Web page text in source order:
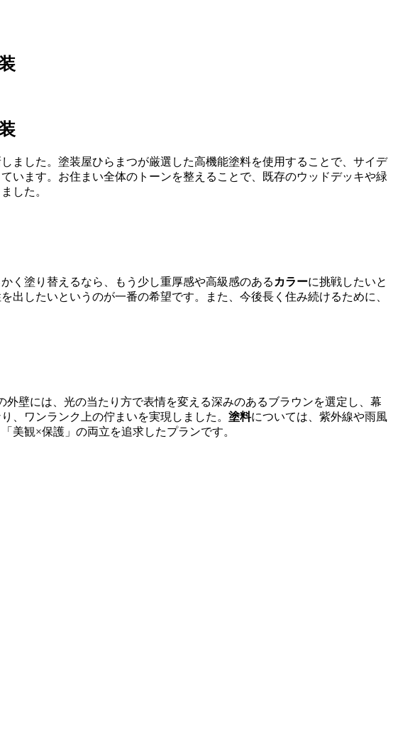
ました。塗装屋ひらまつが厳選した高機能塗料を使用することで、サイデ
います。お住まい全体のトーンを整えることで、既存のウッドデッキや緑
した。
く塗り替えるなら、もう少し重厚感や高級感のある カラーに挑戦したいと
したいというのが一番の希望です。また、今後長く住み続けるために、
壁には、光の当たり方で表情を変える深みのあるブラウンを選定し、幕
、ワンランク上の佇まいを実現しました。 塗料については、紫外線や雨風
美観×保護」の両立を追求したプランです。